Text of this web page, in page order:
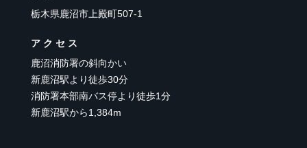
栃木県鹿沼市上殿町507-1
アクセス
鹿沼消防署の斜向かい
新鹿沼駅より徒歩30分
消防署本部南バス停より徒歩1分
新鹿沼駅から1,384m